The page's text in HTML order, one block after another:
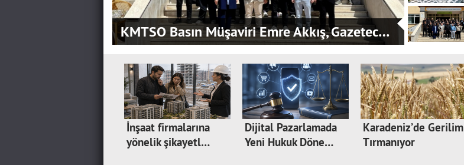
KMTSO Basın Müşaviri Emre Akkış, Gazetec…
İnşaat firmalarına
yönelik şikayetl…
Dijital Pazarlamada
Yeni Hukuk Döne…
Karadeniz’de Gerilim
Tırmanıyor